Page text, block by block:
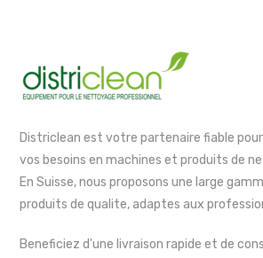
Districlean est votre partenaire fiable
vos besoins en machines et produits de
En Suisse, nous proposons une large
produits de qualite, adaptes aux
Beneficiez d'une livraison rapide et de